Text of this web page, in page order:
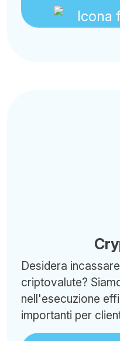
Desidera
criptovalute?
nell'esecuzione
importanti per